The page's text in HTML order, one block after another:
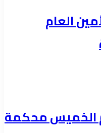
العام
الخميس محكمة